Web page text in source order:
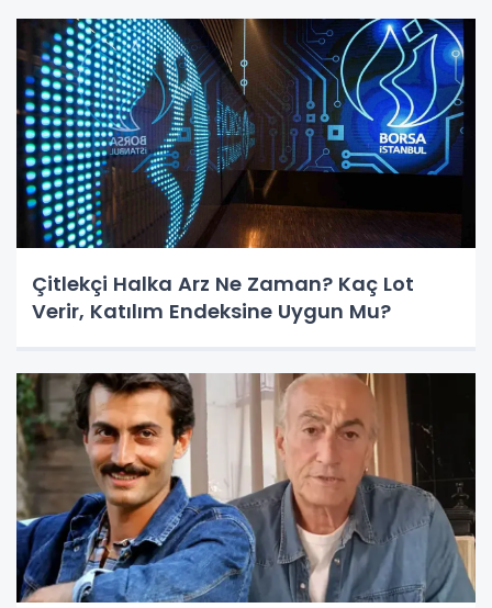
Çitlekçi Halka Arz Ne Zaman? Kaç Lot
Verir, Katılım Endeksine Uygun Mu?